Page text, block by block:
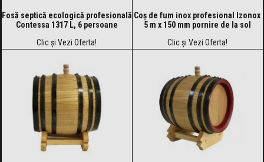
Fosă septică ecologică profesională
Contessa 1317 L, 6 persoane
Clic și Vezi Oferta!
Coș de fum inox profesional Izonox
5 m x 150 mm pornire de la sol
Clic și Vezi Oferta!